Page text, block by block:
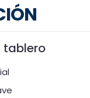
tablero